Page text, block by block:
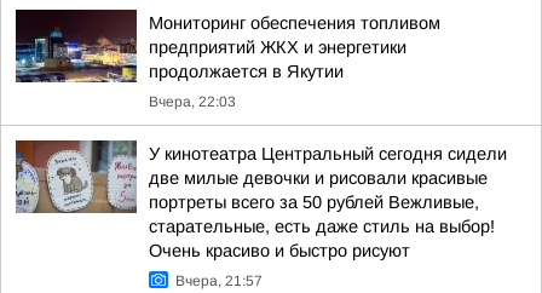
Мониторинг обеспечения топливом
предприятий ЖКХ и энергетики
продолжается в Якутии
Вчера, 22:03
У кинотеатра Центральный сегодня сидели
две милые девочки и рисовали красивые
портреты всего за 50 рублей Вежливые,
старательные, есть даже стиль на выбор!
Очень красиво и быстро рисуют
Вчера, 21:57